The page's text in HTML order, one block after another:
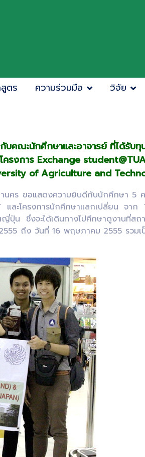
ตร ความร่วมมือ วิจัย
คณะนักศึกษาและอาจารย์ ที่ได้รับ
โครงการ Exchange
of Agriculture and
ขอแสดงความยินดีกับนักศึกษา 5 ค
ะโครงการนักศึกษาแลกเปลี่ยน จาก
ซึ่งจะได้เดินทางไปศึกษาดูงานที่สถ
ถึง วันที่ 16 พฤษภาคม 2555 รวมเ